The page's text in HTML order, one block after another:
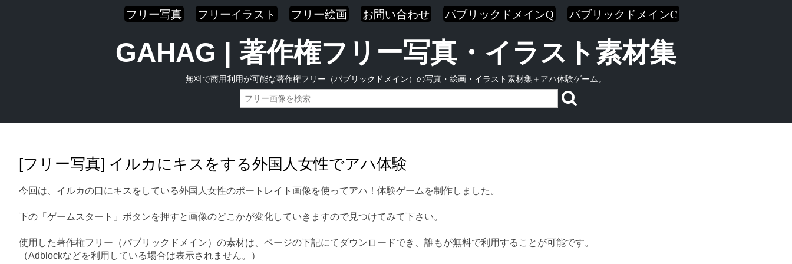
フリー写真 フリーイラスト フリー絵画 お問い合わせ パブリックドメインQ パブリックドメインC
GAHAG | 著作権フリー写真・イラスト素材集
無料で商用利用が可能な著作権フリー（パブリックドメイン）の写真・絵画・イラスト素材集＋アハ体験ゲーム。
[フリー写真] イルカにキスをする外国人女性でアハ体験
今回は、イルカの口にキスをしている外国人女性のポートレイト画像を使ってアハ！体験ゲームを制作しました。
下の「ゲームスタート」ボタンを押すと画像のどこかが変化していきますので見つけてみて下さい。
使用した著作権フリー（パブリックドメイン）の素材は、ページの下記にてダウンロードでき、誰もが無料で利用することが可能です。
（Adblockなどを利用している場合は表示されません。）